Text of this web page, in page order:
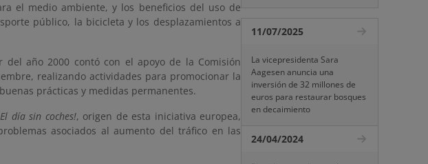
el medio ambiente, y los beneficios del uso de
público, la bicicleta y los desplazamientos a
año 2000 contó con el apoyo de la Comisión
realizando actividades para promocionar la
prácticas y medidas permanentes.
día sin coches!, origen de esta iniciativa europea,
asociados al aumento del tráfico en las
11/07/2025
La vicepresidenta Sara
Aagesen anuncia una
inversión de 32 millones de
euros para restaurar bosques
en decaimiento
24/04/2024